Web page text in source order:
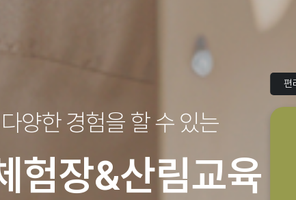
다양한 경험을 할 수 있는
험장&산림교육
편